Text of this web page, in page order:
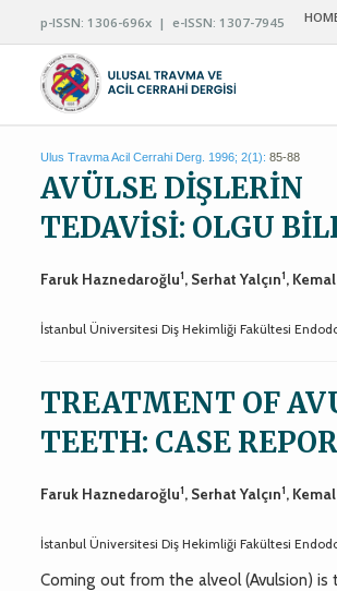
p-ISSN: 1306-696x | e-ISSN: 1307-7945
Ulus Travma Acil Cerrahi Derg. 1996; 2(1): 85-88
AVÜLSE DİŞLERİN
TEDAVİSİ: OLGU
Faruk Haznedaroğlu1, Serhat Yalçın1,
İstanbul Üniversitesi Diş Hekimliği Fakültesi
TREATMENT OF
TEETH: CASE
Faruk Haznedaroğlu1, Serhat Yalçın1,
İstanbul Üniversitesi Diş Hekimliği Fakültesi
Coming out from the alveol (Avulsion)